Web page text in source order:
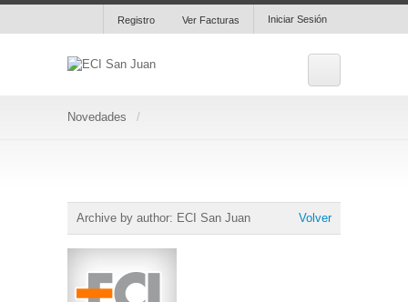
Registro Ver Facturas Iniciar Sesión
Novedades
Archive by author: ECI San Juan Volver